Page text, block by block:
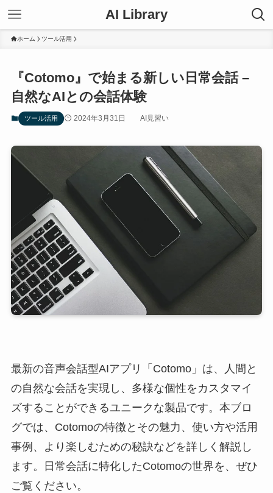
AI Library
ホーム ツール活用
『Cotomo』で始まる新しい日常会話 –
自然なAIとの会話体験
ツール活用 2024年3月31日 AI見習い
最新の音声会話型AIアプリ「Cotomo」は、人間と
の自然な会話を実現し、多様な個性をカスタマイ
ズすることができるユニークな製品です。本ブロ
グでは、Cotomoの特徴とその魅力、使い方や活用
事例、より楽しむための秘訣などを詳しく解説し
ます。日常会話に特化したCotomoの世界を、ぜひ
ご覧ください。